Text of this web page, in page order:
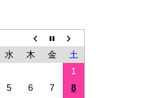
水 木 金
土
1
5 6 7
8